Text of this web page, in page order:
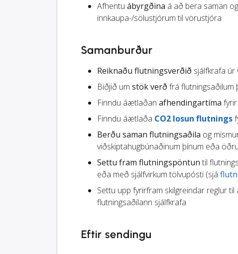
Afhentu ábyrgðina á að bera saman
innkaupa-/sölustjórum til vörustjóra
Samanburður
Reiknaðu flutningsverðið sjálfkrafa úr
Biðjið um stök verð frá flutningsaðilum
Finndu áætlaðan afhendingartíma
Finndu áætlaða CO2 losun flutnings
Berðu saman flutningsaðila og
viðskiptahugbúnaðinum þínum eða
Settu fram flutningspöntun til
eða með sjálfvirkum tölvupósti (sjá
Settu upp fyrirfram skilgreindar reglur til
flutningsaðilann sjálfkrafa
Eftir sendingu